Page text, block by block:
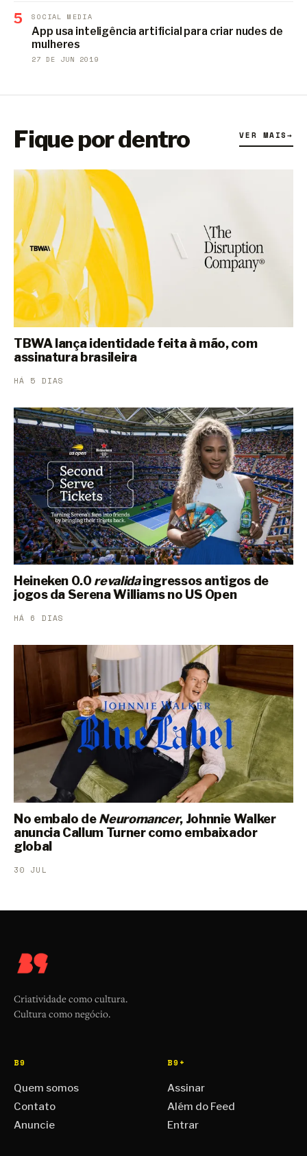
5 SOCIAL MEDIA
App usa inteligência artificial para criar nudes de
mulheres
27 DE JUN 2019
Fique por dentro VER MAIS→
TBWA lança identidade feita à mão, com
assinatura brasileira
HÁ 5 DIAS
Heineken 0.0revalidaingressos antigos de
jogos da Serena Williams no US Open
HÁ 6 DIAS
No embalo deNeuromancer, Johnnie Walker
anuncia Callum Turner como embaixador
global
30 JUL
Criatividade como cultura.
Cultura como negócio.
B9
Quem somos
Contato
Anuncie
B9+
Assinar
Além do Feed
Entrar